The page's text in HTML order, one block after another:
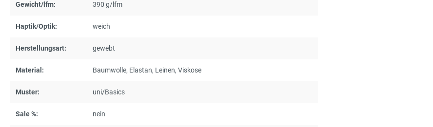
Gewicht/lfm: 390 g/lfm
Haptik/Optik: weich
Herstellungsart: gewebt
Material: Baumwolle, Elastan, Leinen, Viskose
Muster: uni/Basics
Sale %: nein